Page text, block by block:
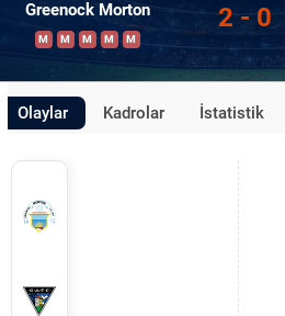
Greenock Morton
M M M M M
2 - 0
Olaylar Kadrolar İstatistik